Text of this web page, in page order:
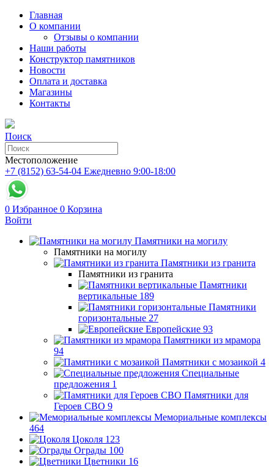
Главная
О компании
Отзывы о компании
Наши работы
Конструктор памятников
Новости
Оплата и доставка
Магазины
Контакты
Поиск
Местоположение
+7 (8152) 63-54-04 Ежедневно 9:00-18:00
0 Избранное 0 Корзина
Войти
Памятники на могилу
Памятники на могилу
Памятники из гранита
Памятники из гранита
Памятники
вертикальные 189
Памятники
горизонтальные 27
Европейские 93
Памятники из мрамора
94
Памятники с мозаикой 4
Специальные
предложения 1
Памятники для
Героев СВО 9
Мемориальные комплексы
464
Цоколя 123
Ограды 100
Цветники 16